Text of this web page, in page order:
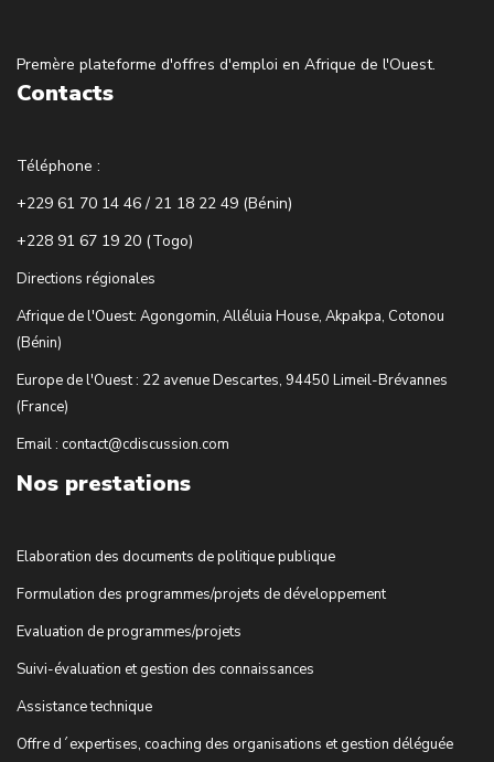
Premère plateforme d'offres d'emploi en Afrique de l'Ouest.
Contacts
Téléphone :
+229 61 70 14 46 / 21 18 22 49 (Bénin)
+228 91 67 19 20 (Togo)
Directions régionales
Afrique de l'Ouest: Agongomin, Alléluia House, Akpakpa, Cotonou
(Bénin)
Europe de l'Ouest : 22 avenue Descartes, 94450 Limeil-Brévannes
(France)
Email : contact@cdiscussion.com
Nos prestations
Elaboration des documents de politique publique
Formulation des programmes/projets de développement
Evaluation de programmes/projets
Suivi-évaluation et gestion des connaissances
Assistance technique
Offre d´expertises, coaching des organisations et gestion déléguée